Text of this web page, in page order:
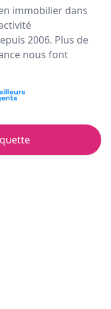
immobilier dans
2006. Plus de
nous font